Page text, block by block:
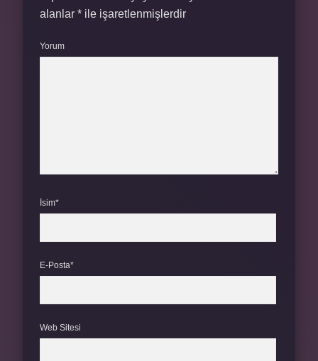
alanlar * ile işaretlenmişlerdir
Yorum
İsim*
E-Posta*
Web Sitesi